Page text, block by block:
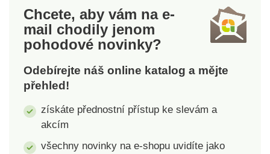
přihrádky
Transparentní
provedení Bambusové
víko
Chcete, aby vám na e-
mail chodily jenom
pohodové novinky?
Odebírejte náš online katalog a mějte
přehled!
získáte přednostní přístup ke slevám a
akcím
všechny novinky na e-shopu uvidíte jako